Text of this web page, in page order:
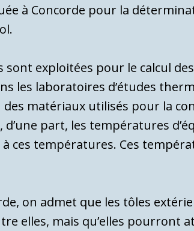
à Concorde pour la
sont exploitées pour le cal­cul
les laboratoires d’études
ma­tériaux utilisés pour la
part, les températures
à ces températures. Ces
on admet que les tôles
elles, mais qu’elles pourront